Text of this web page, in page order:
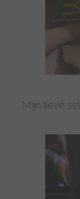
Mijn lieve